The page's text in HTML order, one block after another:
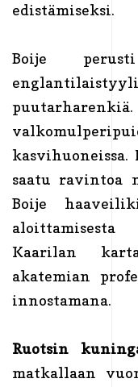
edistämiseksi.
Boije
saatu ravintoa
Boije
Kaarilan
akatemian
innostamana.
Ruotsin
matkallaan